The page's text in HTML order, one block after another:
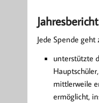
Jede Spende
unterstützte
mittlerweile
ermöglicht,